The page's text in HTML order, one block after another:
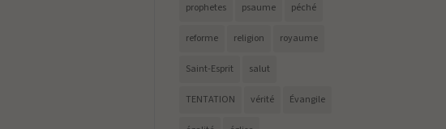
prophetes psaume péché
reforme religion royaume
Saint-Esprit salut
TENTATION vérité Évangile